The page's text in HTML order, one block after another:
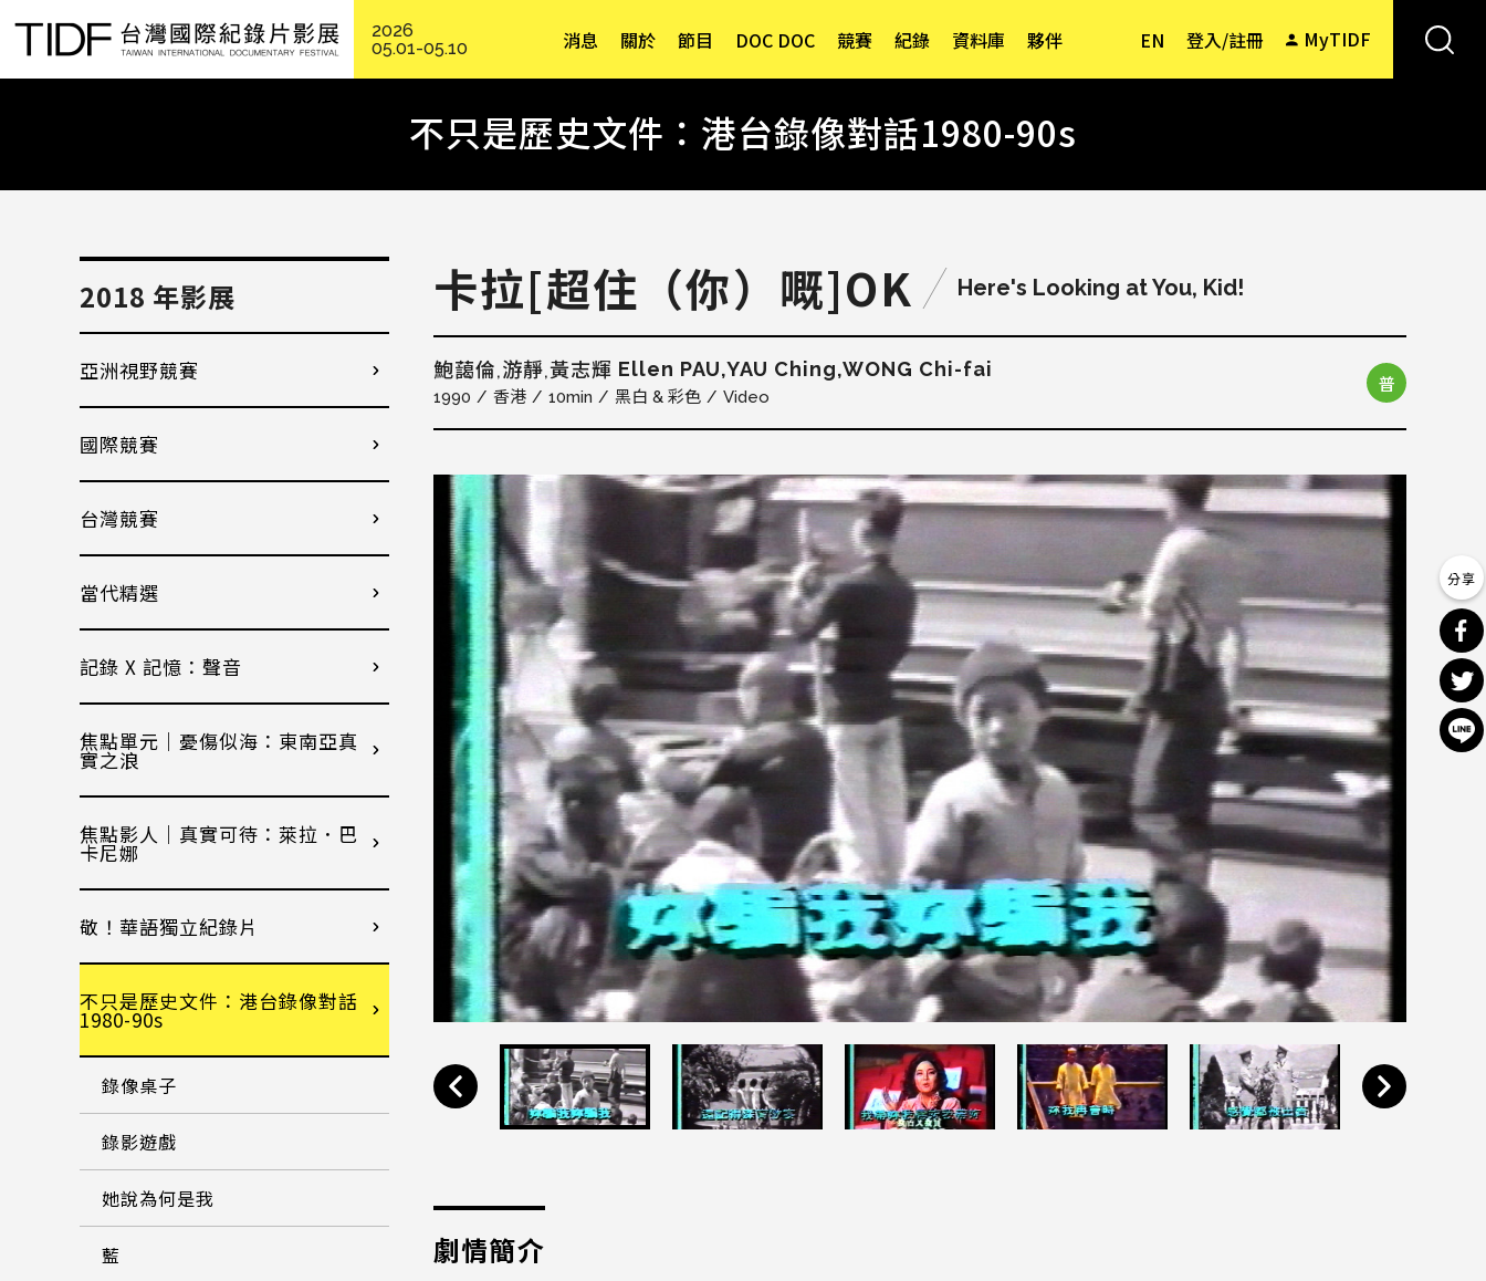
2026
05.01-05.10
EN 登入/註冊 MyTIDF
消息 關於 節目 DOC DOC 競賽 紀錄 資料庫 夥伴
不只是歷史文件：港台錄像對話1980-90s
卡拉[超住（你）嘅]OK Here's Looking at You, Kid!
鮑藹倫,游靜,黃志輝 Ellen PAU,YAU Ching,WONG Chi-fai
1990 香港 10min 黑白 & 彩色 Video
普
劇情簡介
2018 年影展
亞洲視野競賽
國際競賽
台灣競賽
當代精選
記錄 X 記憶：聲音
焦點單元｜憂傷似海：東南亞真
實之浪
焦點影人｜真實可待：萊拉．巴
卡尼娜
敬！華語獨立紀錄片
不只是歷史文件：港台錄像對話
1980-90s
錄像桌子
錄影遊戲
她說為何是我
藍